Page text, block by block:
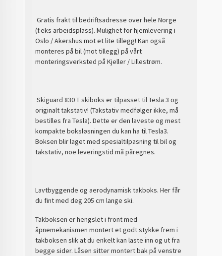
Gratis frakt til bedriftsadresse over hele Norge
(f.eks arbeidsplass). Mulighet for hjemlevering i
Oslo / Akershus mot et lite tillegg! Kan også
monteres på bil (mot tillegg) på vårt
monteringsverksted på Kjeller / Lillestrøm.
Skiguard 830 T skiboks er tilpasset til Tesla 3 og
originalt takstativ! (Takstativ medfølger ikke, må
bestilles fra Tesla). Dette er den laveste og mest
kompakte boksløsningen du kan ha til Tesla3.
Boksen blir laget med spesialtilpasning til bil og
takstativ, noe leveringstid må påregnes.
Lavtbyggende og aerodynamisk takboks. Her får
du fint med deg 205 cm lange ski.
Takboksen er hengslet i front med
åpnemekanismen montert et godt stykke frem i
takboksen slik at du enkelt kan laste inn og ut fra
begge sider. Låsen sitter montert bak på venstre